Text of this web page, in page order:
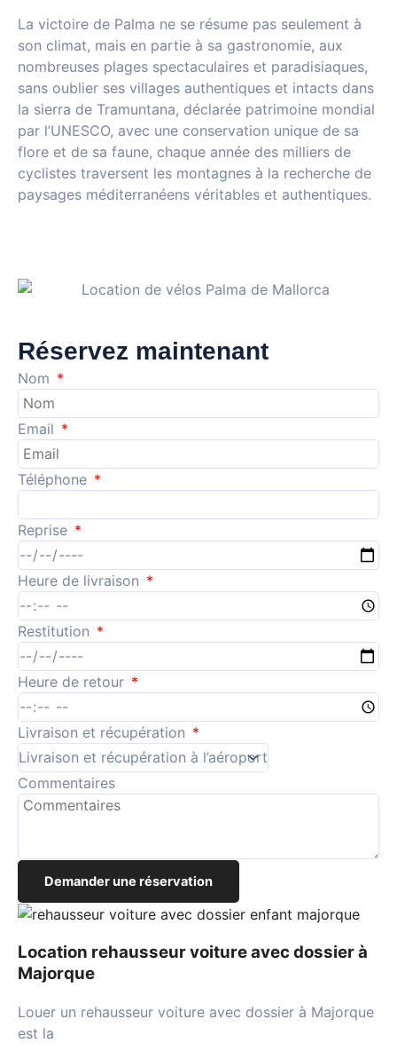
La victoire de Palma ne se résume pas seulement à
son climat, mais en partie à sa gastronomie, aux
nombreuses plages spectaculaires et paradisiaques,
sans oublier ses villages authentiques et intacts dans
la sierra de Tramuntana, déclarée patrimoine mondial
par l’UNESCO, avec une conservation unique de sa
flore et de sa faune, chaque année des milliers de
cyclistes traversent les montagnes à la recherche de
paysages méditerranéens véritables et authentiques.
Réservez maintenant
Nom
Email
Téléphone
Reprise
Heure de livraison
Restitution
Heure de retour
Livraison et récupération
Commentaires
Demander une réservation
Location rehausseur voiture avec dossier à
Majorque
Louer un rehausseur voiture avec dossier à Majorque
est la